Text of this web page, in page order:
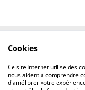
Politique
Cookies
Ce site Internet utilise des
nous aident à comprendre
d'améliorer votre